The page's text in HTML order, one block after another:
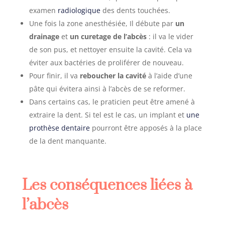
examen radiologiquedes dents touchées.
Une fois la zone anesthésiée, Il débute par un
drainageet un curetage de l’abcès: il va le vider
de son pus, et nettoyer ensuite la cavité. Cela va
éviter aux bactéries de proliférer de nouveau.
Pour finir, il va reboucher la cavitéà l’aide d’une
pâte qui évitera ainsi à l’abcès de se reformer.
Dans certains cas, le praticien peut être amené à
extraire la dent. Si tel est le cas, un implant et une
prothèse dentairepourront être apposés à la place
de la dent manquante.
Les conséquences liées à
l’abcès